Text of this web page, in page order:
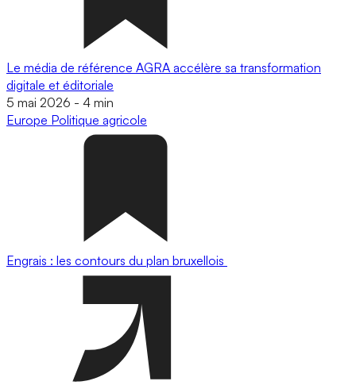
Le média de référence AGRA accélère sa transformation
digitale et éditoriale
5 mai 2026 - 4 min
Europe Politique agricole
Engrais : les contours du plan bruxellois